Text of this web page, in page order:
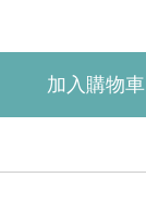
加入購物車